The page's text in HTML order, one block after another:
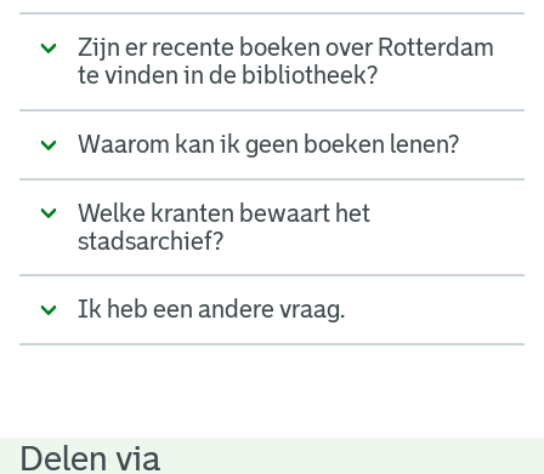
Zijn er recente boeken over Rotterdam
te vinden in de bibliotheek?
Waarom kan ik geen boeken lenen?
Welke kranten bewaart het
stadsarchief?
Ik heb een andere vraag.
Delen via